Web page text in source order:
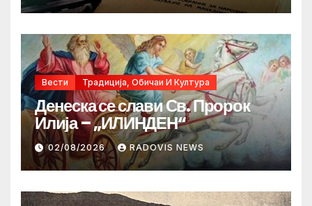
Вести Традиција, Обичаи И Култура
Денеска се слави Св. Пророк
Илија – „ИЛИНДЕН“
02/08/2026 RADOVIS NEWS